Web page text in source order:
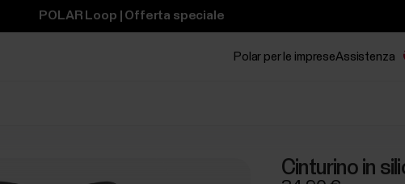
POLAR Loop | Offerta speciale
Polar per le impreseAssistenza
Cinturino in